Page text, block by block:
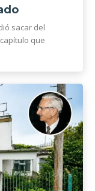
sacar del
que